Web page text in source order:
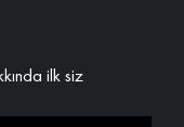
ilk siz